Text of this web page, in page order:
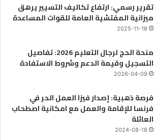
تقرير رسمي: ارتفاع تكاليف التسيير يرهق
ميزانية المفتشية العامة للقوات المساعدة
2025-11-18
منحة الحج لرجال التعليم 2026: تفاصيل
التسجيل وقيمة الدعم وشروط الاستفادة
2026-04-09
فرصة ذهبية: إصدار فيزا العمل الحر في
فرنسا للإقامة والعمل مع امكانية اصطحاب
العائلة
2024-08-18